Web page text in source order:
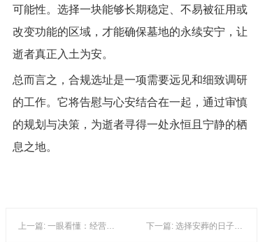
可能性。选择一块能够长期稳定、不易被征用或
改变功能的区域，才能确保墓地的永续安宁，让
逝者真正入土为安。
总而言之，合规选址是一项需要远见和细致调研
的工作。它将告慰与心安结合在一起，通过审慎
的规划与决策，为逝者寻得一处永恒且宁静的栖
息之地。
上一篇: 一眼看懂：经营性公墓与公益性公墓的核心区别 下一篇: 选择安葬的日子：一种对生命的温暖告别